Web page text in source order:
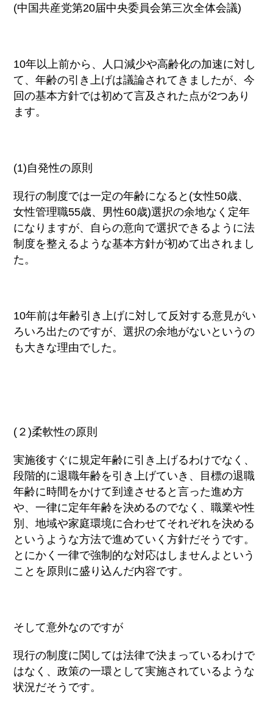
(中国共産党第20届中央委員会第三次全体会議)
10年以上前から、人口減少や高齢化の加速に対し
て、年齢の引き上げは議論されてきましたが、今
回の基本方針では初めて言及された点が2つあり
ます。
(1)自発性の原則
現行の制度では一定の年齢になると(女性50歳、
女性管理職55歳、男性60歳)選択の余地なく定年
になりますが、自らの意向で選択できるように法
制度を整えるような基本方針が初めて出されまし
た。
10年前は年齢引き上げに対して反対する意見がい
ろいろ出たのですが、選択の余地がないというの
も大きな理由でした。
(２)柔軟性の原則
実施後すぐに規定年齢に引き上げるわけでなく、
段階的に退職年齢を引き上げていき、目標の退職
年齢に時間をかけて到達させると言った進め方
や、一律に定年年齢を決めるのでなく、職業や性
別、地域や家庭環境に合わせてそれぞれを決める
というような方法で進めていく方針だそうです。
とにかく一律で強制的な対応はしませんよという
ことを原則に盛り込んだ内容です。
そして意外なのですが
現行の制度に関しては法律で決まっているわけで
はなく、政策の一環として実施されているような
状況だそうです。